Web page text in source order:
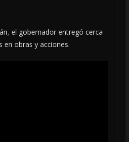
el gobernador entregó cerca
en obras y acciones.